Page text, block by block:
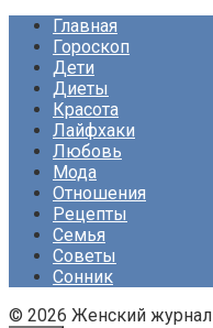
Главная
Гороскоп
Дети
Диеты
Красота
Лайфхаки
Любовь
Мода
Отношения
Рецепты
Семья
Советы
Сонник
© 2026 Женский журнал